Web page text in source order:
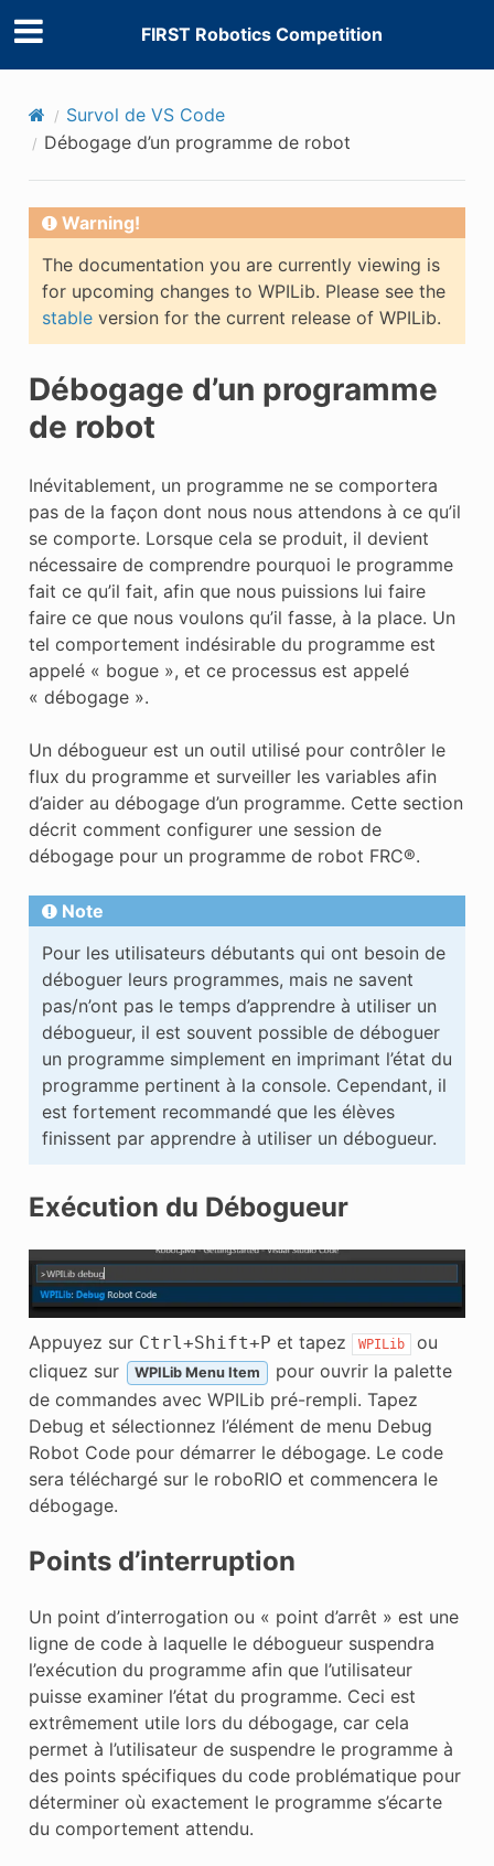
FIRST Robotics Competition
Survol de VS Code
Débogage d’un programme de robot
Warning!
The documentation you are currently viewing is
for upcoming changes to WPILib. Please see the
stableversion for the current release of WPILib.
Débogage d’un programme
de robot
Inévitablement, un programme ne se comportera
pas de la façon dont nous nous attendons à ce qu’il
se comporte. Lorsque cela se produit, il devient
nécessaire de comprendre pourquoi le programme
fait ce qu’il fait, afin que nous puissions lui faire
faire ce que nous voulons qu’il fasse, à la place. Un
tel comportement indésirable du programme est
appelé « bogue », et ce processus est appelé
« débogage ».
Un débogueur est un outil utilisé pour contrôler le
flux du programme et surveiller les variables afin
d’aider au débogage d’un programme. Cette section
décrit comment configurer une session de
débogage pour un programme de robot FRC®.
Note
Pour les utilisateurs débutants qui ont besoin de
déboguer leurs programmes, mais ne savent
pas/n’ont pas le temps d’apprendre à utiliser un
débogueur, il est souvent possible de déboguer
un programme simplement en imprimant l’état du
programme pertinent à la console. Cependant, il
est fortement recommandé que les élèves
finissent par apprendre à utiliser un débogueur.
Exécution du Débogueur
Appuyez sur Ctrl+Shift+ P et tapez WPILib
ou
cliquez sur
WPILib Menu Item
pour ouvrir la palette
de commandes avec WPILib pré-rempli. Tapez
Debug et sélectionnez l’élément de menu Debug
Robot Code pour démarrer le débogage. Le code
sera téléchargé sur le roboRIO et commencera le
débogage.
Points d’interruption
Un point d’interrogation ou « point d’arrêt » est une
ligne de code à laquelle le débogueur suspendra
l’exécution du programme afin que l’utilisateur
puisse examiner l’état du programme. Ceci est
extrêmement utile lors du débogage, car cela
permet à l’utilisateur de suspendre le programme à
des points spécifiques du code problématique pour
déterminer où exactement le programme s’écarte
du comportement attendu.